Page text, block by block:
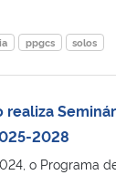
ppgcs solos
realiza
2028
o Programa